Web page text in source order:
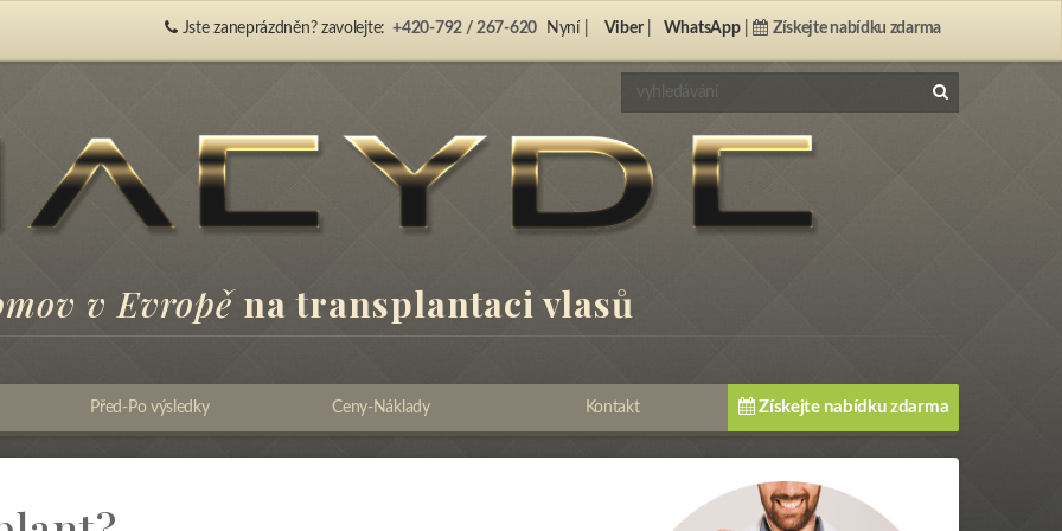
Jste zaneprázdněn? zavolejte: +420-792 / 267-620 Nyní | Viber| WhatsApp| Získejte nabídku zdarma
v Evropěna transplantaci vlasů
Před-Po výsledky Ceny-Náklady Kontakt Získejte nabídku zdarma